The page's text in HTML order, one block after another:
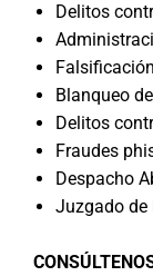
Delitos
Blanqueo
Delitos
Fraudes
Despacho
Juzgado de